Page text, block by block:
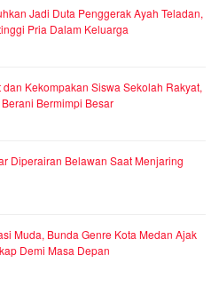
Jadi Duta Penggerak Ayah Teladan,
Pria Dalam Keluarga
Kekompakan Siswa Sekolah Rakyat,
Bermimpi Besar
Diperairan Belawan Saat Menjaring
Muda, Bunda Genre Kota Medan Ajak
Demi Masa Depan